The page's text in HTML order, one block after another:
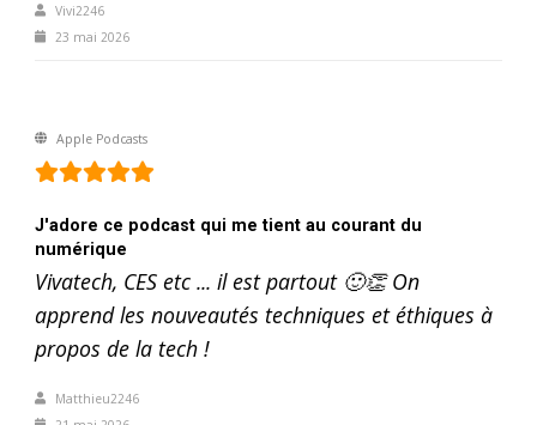
Vivi2246
23 mai 2026
Apple Podcasts
J'adore ce podcast qui me tient au courant du
numérique
Vivatech, CES etc ... il est partout 🙂👏 On
apprend les nouveautés techniques et éthiques à
propos de la tech !
Matthieu2246